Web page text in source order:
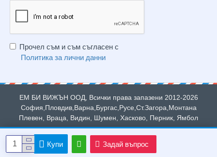
Купи Задай въпрос
Прочел съм и съм съгласен с
Политика за лични данни
ЕМ БИ ВИЖЪН ООД, Всички права запазени 2012-2026
София,Пловдив,Варна,Бургас,Русе,Ст.Загора,Монтана
Плевен, Враца, Видин, Шумен, Хасково, Перник, Ямбол